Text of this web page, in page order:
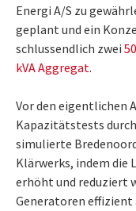
Energi A/S zu
geplant und ein
schlussendlich zwei
kVA Aggregat.
Vor den eigentlichen
Kapazitätstests
simulierte
Klärwerks, indem die
erhöht und reduziert
Generatoren effizient